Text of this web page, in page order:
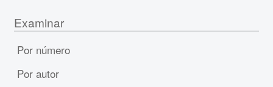
Examinar
Por número
Por autor